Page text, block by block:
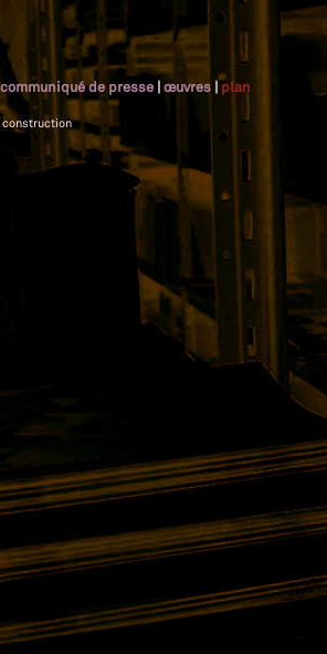
communiqué de presse |œuvres |plan
construction